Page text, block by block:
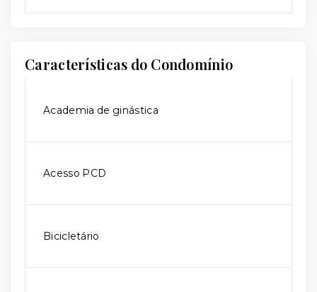
Características do Condomínio
Academia de ginástica
Acesso PCD
Bicicletário